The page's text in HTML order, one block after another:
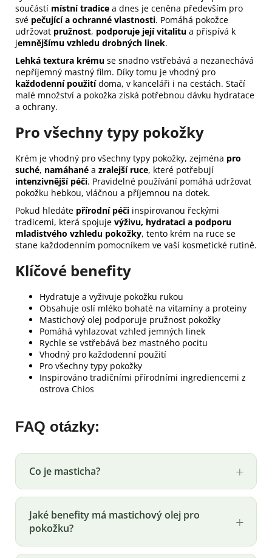
součástí místní tradice a dnes je ceněna především pro
své pečující a ochranné vlastnosti. Pomáhá pokožce
udržovat pružnost, podporuje její vitalitu a přispívá k
jemnějšímu vzhledu drobných linek.
Lehká textura krému se snadno vstřebává a nezanechává
nepříjemný mastný film. Díky tomu je vhodný pro
každodenní použitídoma, v kanceláři i na cestách. Stačí
malé množství a pokožka získá potřebnou dávku hydratace
a ochrany.
Pro všechny typy pokožky
Krém je vhodný pro všechny typy pokožky, zejména pro
suché, namáhané a zralejší ruce, které potřebují
intenzivnější péči. Pravidelné používání pomáhá udržovat
pokožku hebkou, vláčnou a příjemnou na dotek.
Pokud hledáte přírodní péči inspirovanou řeckými
tradicemi, která spojuje výživu, hydrataci a podporu
mladistvého vzhledu pokožky, tento krém na ruce se
stane každodenním pomocníkem ve vaší kosmetické rutině.
Klíčové benefity
Hydratuje a vyživuje pokožku rukou
Obsahuje oslí mléko bohaté na vitamíny a proteiny
Mastichový olej podporuje pružnost pokožky
Pomáhá vyhlazovat vzhled jemných linek
Rychle se vstřebává bez mastného pocitu
Vhodný pro každodenní použití
Pro všechny typy pokožky
Inspirováno tradičními přírodními ingrediencemi z
ostrova Chios
FAQ otázky:
Co je masticha?
Jaké benefity má mastichový olej pro
pokožku?